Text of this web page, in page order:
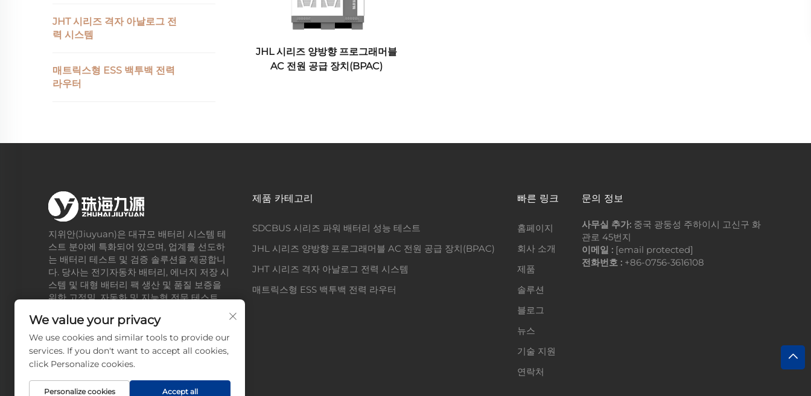
JHT 시리즈 격자 아날로그 전
력 시스템
매트릭스형 ESS 백투백 전력
라우터
JHL 시리즈 양방향 프로그래머블
AC 전원 공급 장치(BPAC)
지위안(Jiuyuan)은 대규모 배터리 시스템 테
스트 분야에 특화되어 있으며, 업계를 선도하
는 배터리 테스트 및 검증 솔루션을 제공합니
다. 당사는 전기자동차 배터리, 에너지 저장 시
스템 및 대형 배터리 팩 생산 및 품질 보증을
위한 고정밀, 자동화 및 지능형 전문 테스트
다.
제품 카테고리
SDCBUS 시리즈 파워 배터리 성능 테스트
JHL 시리즈 양방향 프로그래머블 AC 전원 공급 장치(BPAC)
JHT 시리즈 격자 아날로그 전력 시스템
매트릭스형 ESS 백투백 전력 라우터
빠른 링크
홈페이지
회사 소개
제품
솔루션
블로그
뉴스
기술 지원
연락처
문의 정보
사무실 추가:중국 광둥성 주하이시 고신구 화
관로 45번지
이메일 : [email protected]
전화번호 : +86-0756-3616108
We value your privacy
We use cookies and similar tools to provide our
services. If you don't want to accept all cookies,
click Personalize cookies.
Personalize cookies Accept all